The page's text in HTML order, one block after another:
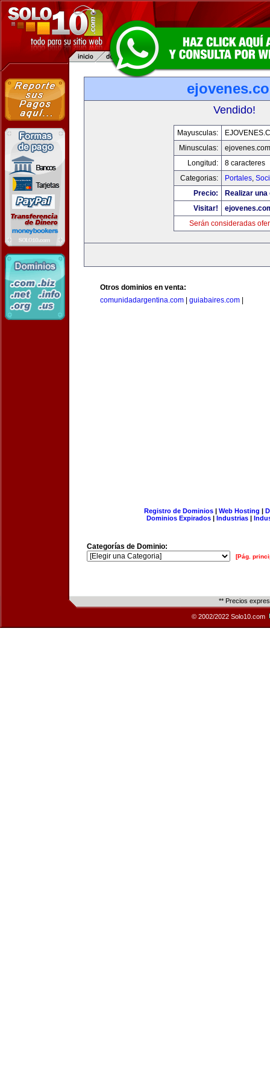
Vendido!
Mayusculas:
Minusculas:
ejovenes.com
Longitud:
8 caracteres
Categorias:
Portales,
Precio:
Realizar
Visitar!
Serán consideradas
Otros dominios en venta:
comunidadargentina.com
guiabaires.com
Registro de Dominios| Web Hosting |
Dominios Expirados | Industrias |
Categorías de Dominio:
[Pág.
** Precios
© 2002/2022 Solo10.com